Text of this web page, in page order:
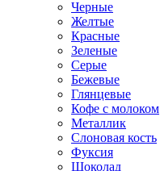
Черные
Желтые
Красные
Зеленые
Серые
Бежевые
Глянцевые
Кофе с молоком
Металлик
Слоновая кость
Фуксия
Шоколад